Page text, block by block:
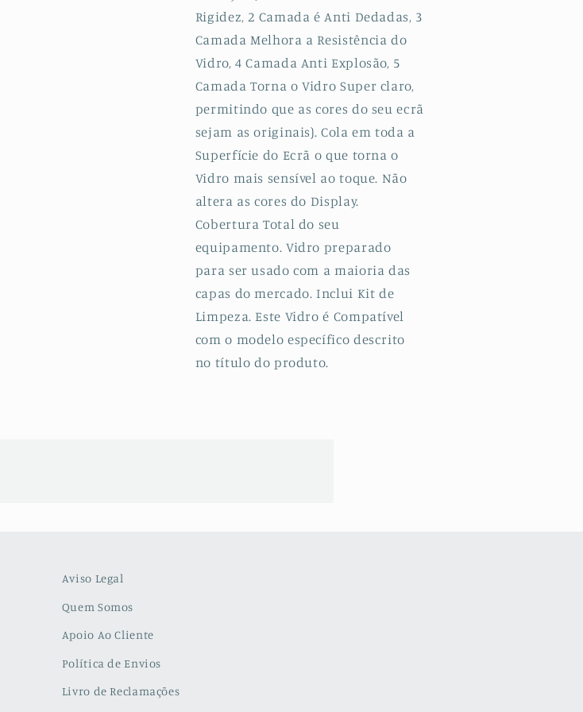
Rigidez, 2 Camada é Anti Dedadas, 3
Camada Melhora a Resistência do
Vidro, 4 Camada Anti Explosão, 5
Camada Torna o Vidro Super claro,
permitindo que as cores do seu ecrã
sejam as originais). Cola em toda a
Superfície do Ecrã o que torna o
Vidro mais sensível ao toque. Não
altera as cores do Display.
Cobertura Total do seu
equipamento. Vidro preparado
para ser usado com a maioria das
capas do mercado. Inclui Kit de
Limpeza. Este Vidro é Compatível
com o modelo específico descrito
no título do produto.
Aviso Legal
Quem Somos
Apoio Ao Cliente
Política de Envios
Livro de Reclamações